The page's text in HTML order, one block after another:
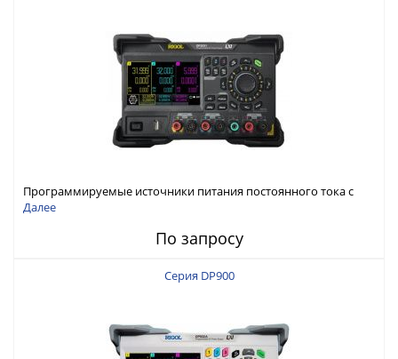
Программируемые источники питания постоянного тока с
мощностью 222 Вт, 3 канала
Далее
По запросу
Серия DP900